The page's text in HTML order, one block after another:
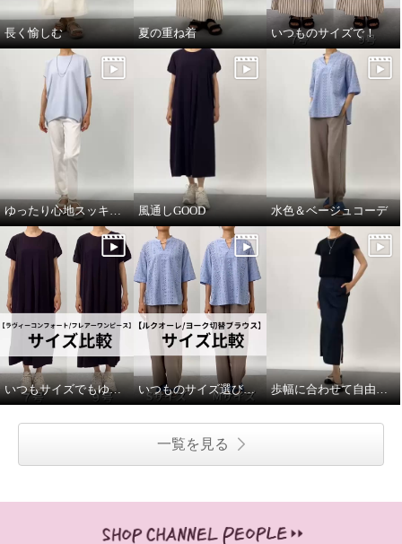
長く愉しむ 夏の重ね着 いつものサイズで！
ゆったり心地スッキリ見え 風通しGOOD 水色＆ベージュコーデ
いつもサイズでもゆとり有 いつものサイズ選びで！ 歩幅に合わせて自由自在♪
一覧を見る